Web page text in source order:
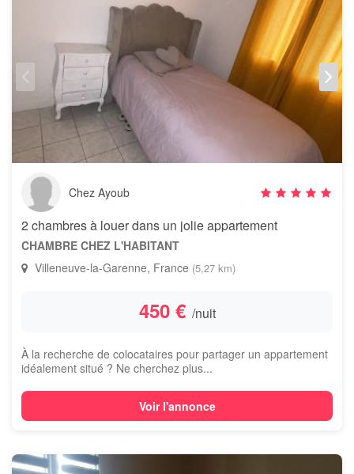
Chez Ayoub
2 chambres à louer dans un jolie appartement
CHAMBRE CHEZ L'HABITANT
Villeneuve-la-Garenne, France (5,27 km)
450 € /nuit
À la recherche de colocataires pour partager un appartement
idéalement situé ? Ne cherchez plus...
Voir l'annonce